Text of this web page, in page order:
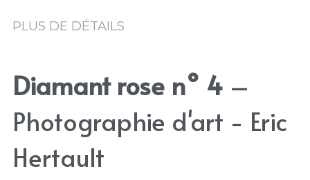
PLUS DE DÉTAILS
Diamant rose n° 4 –
Photographie d'art - Eric
Hertault